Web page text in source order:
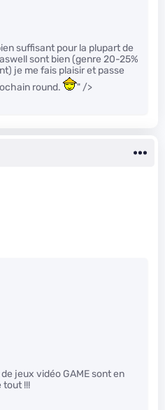
suffisant pour la plupart de
sont bien (genre 20-25%
je me fais plaisir et passe
round.
" />
jeux vidéo GAME sont en
tout !!!